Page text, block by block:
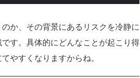
か、その背景にあるリスクを冷静に
す。具体的にどんなことが起こり得
やすくなりますからね。